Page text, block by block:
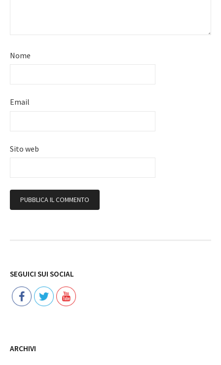
Nome
Email
Sito web
SEGUICI SUI SOCIAL
ARCHIVI